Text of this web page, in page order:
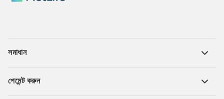
সমাধান
পেমেন্ট করুন